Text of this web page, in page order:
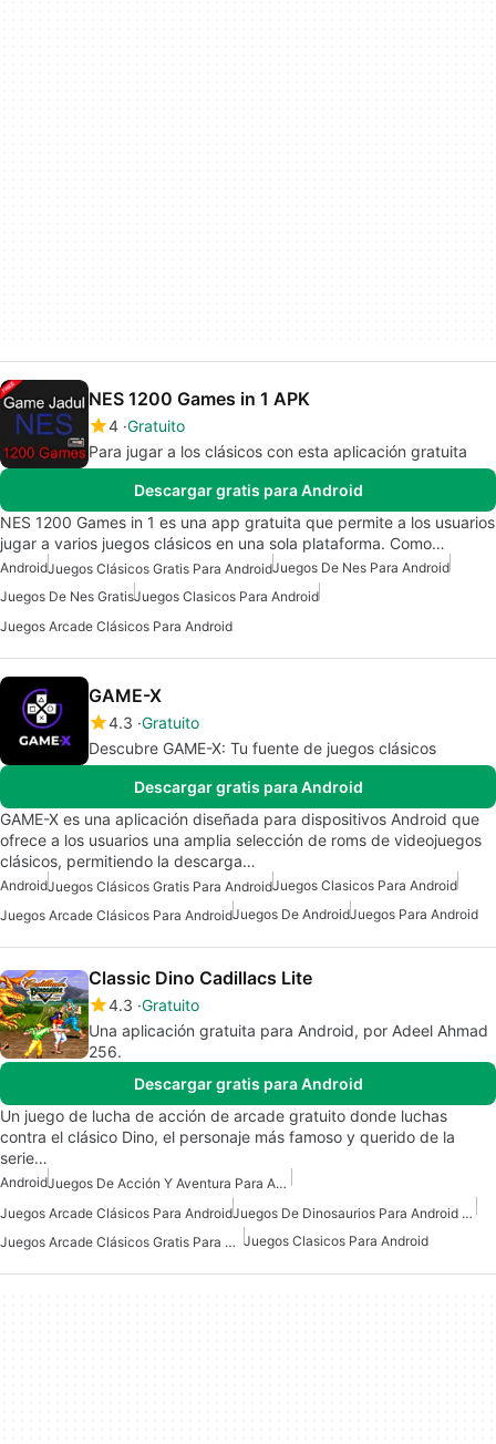
NES 1200 Games in 1 APK
4 Gratuito
Para jugar a los clásicos con esta aplicación gratuita
Descargar gratis para Android
NES 1200 Games in 1 es una app gratuita que permite a los usuarios
jugar a varios juegos clásicos en una sola plataforma. Como…
AndroidJuegos Clásicos Gratis Para AndroidJuegos De Nes Para Android
Juegos De Nes GratisJuegos Clasicos Para Android
Juegos Arcade Clásicos Para Android
GAME-X
4.3 Gratuito
Descubre GAME-X: Tu fuente de juegos clásicos
Descargar gratis para Android
GAME-X es una aplicación diseñada para dispositivos Android que
ofrece a los usuarios una amplia selección de roms de videojuegos
clásicos, permitiendo la descarga…
AndroidJuegos Clásicos Gratis Para AndroidJuegos Clasicos Para Android
Juegos Arcade Clásicos Para AndroidJuegos De AndroidJuegos Para Android
Classic Dino Cadillacs Lite
4.3 Gratuito
Una aplicación gratuita para Android, por Adeel Ahmad
256.
Descargar gratis para Android
Un juego de lucha de acción de arcade gratuito donde luchas
contra el clásico Dino, el personaje más famoso y querido de la
serie…
Android
Juegos De Acción Y Aventura Para Android
Juegos Arcade Clásicos Para Android
Juegos De Dinosaurios Para Android Gratis
Juegos Arcade Clásicos Gratis Para Android Juegos Clasicos Para Android